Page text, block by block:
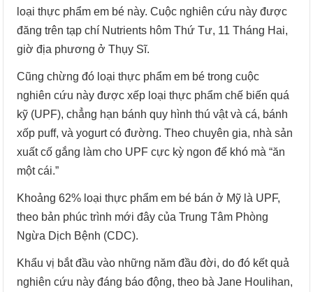
loại thực phẩm em bé này. Cuộc nghiên cứu này được
đăng trên tạp chí Nutrients hôm Thứ Tư, 11 Tháng Hai,
giờ địa phương ở Thụy Sĩ.
Cũng chừng đó loại thực phẩm em bé trong cuộc
nghiên cứu này được xếp loại thực phẩm chế biến quá
kỹ (UPF), chẳng hạn bánh quy hình thú vật và cá, bánh
xốp puff, và yogurt có đường. Theo chuyên gia, nhà sản
xuất cố gắng làm cho UPF cực kỳ ngon để khó mà “ăn
một cái.”
Khoảng 62% loại thực phẩm em bé bán ở Mỹ là UPF,
theo bản phúc trình mới đây của Trung Tâm Phòng
Ngừa Dịch Bệnh (CDC).
Khẩu vị bắt đầu vào những năm đầu đời, do đó kết quả
nghiên cứu này đáng báo động, theo bà Jane Houlihan,